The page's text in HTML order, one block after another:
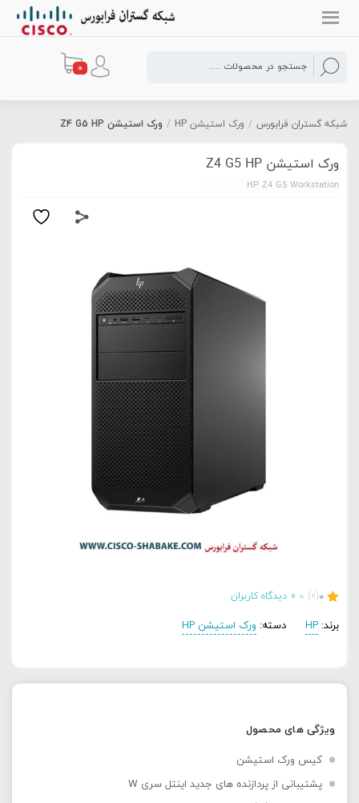
0
شبکه گستران فرابورس / ورک استیشن HP / ورک استیشن Z4 G5 HP
ورک استیشن Z4 G5 HP
HP Z4 G5 Workstation
0
(0)
0 دیدگاه کاربران
برند: HP دسته: ورک استیشن HP
ویژگی های محصول
کیس ورک استیشن
پشتیبانی از پردازنده های جدید اینتل سری W